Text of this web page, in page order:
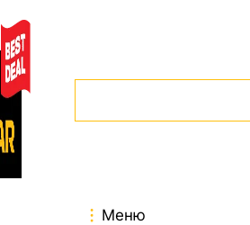
Меню